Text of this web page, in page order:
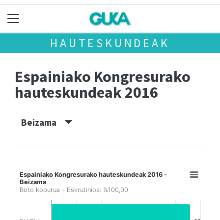
HAUTESKUNDEAK
Espainiako Kongresurako
hauteskundeak 2016
Beizama
Espainiako Kongresurako hauteskundeak 2016 -
Beizama
Boto kopurua - Eskrutinioa: %100,00